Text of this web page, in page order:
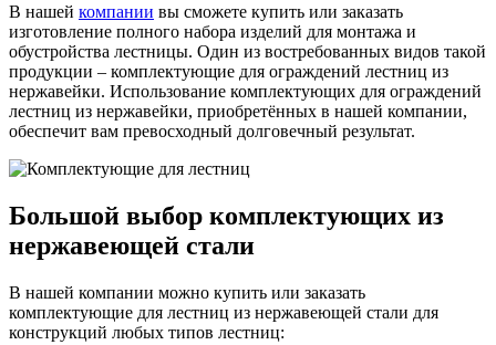
В нашей компании вы сможете купить или заказать
изготовление полного набора изделий для монтажа и
обустройства лестницы. Один из востребованных видов такой
продукции – комплектующие для ограждений лестниц из
нержавейки. Использование комплектующих для ограждений
лестниц из нержавейки, приобретённых в нашей компании,
обеспечит вам превосходный долговечный результат.
Большой выбор комплектующих из
нержавеющей стали
В нашей компании можно купить или заказать
комплектующие для лестниц из нержавеющей стали для
конструкций любых типов лестниц: